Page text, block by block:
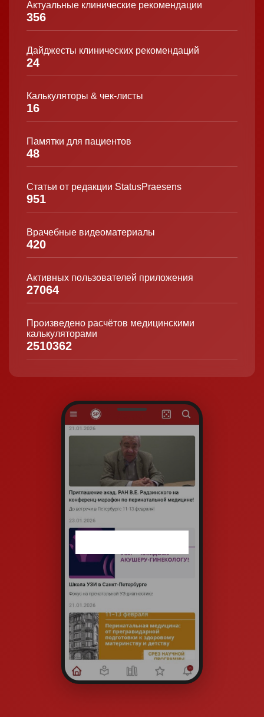
Актуальные клинические рекомендации
356
Дайджесты клинических рекомендаций
24
Калькуляторы & чек-листы
16
Памятки для пациентов
48
Статьи от редакции StatusPraesens
951
Врачебные видеоматериалы
420
Активных пользователей приложения
27064
Произведено расчётов медицинскими
калькуляторами
2510362